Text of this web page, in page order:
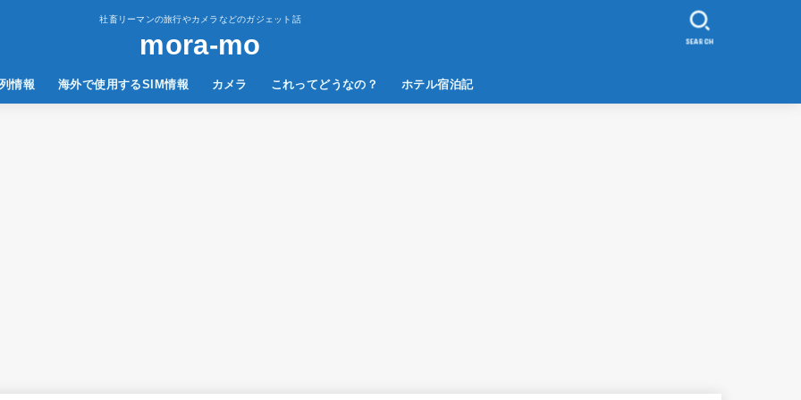
社畜リーマンの旅行やカメラなどのガジェット話
mora-mo
情報 海外で使用するSIM情報 カメラ これってどうなの？ ホテル宿泊記
SEARCH